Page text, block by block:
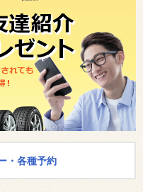
・各種予約